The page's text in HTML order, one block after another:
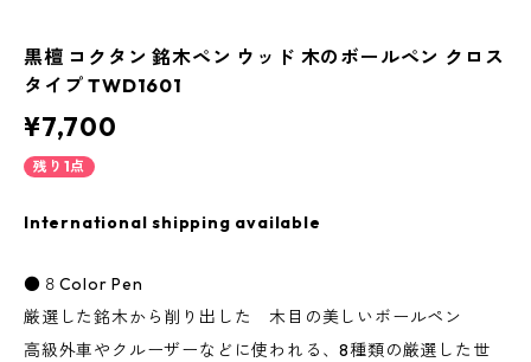
黒檀 コクタン 銘木ペン ウッド 木のボールペン クロス
タイプ TWD1601
¥7,700
残り1点
International shipping available
●８Color Pen
厳選した銘木から削り出した 木目の美しいボールペン
高級外車やクルーザーなどに使われる、8種類の厳選した世